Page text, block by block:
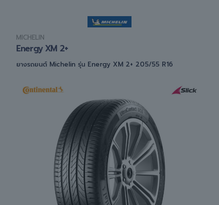
MICHELIN
Energy XM 2+
ยางรถยนต์ Michelin รุ่น Energy XM 2+ 205/55 R16